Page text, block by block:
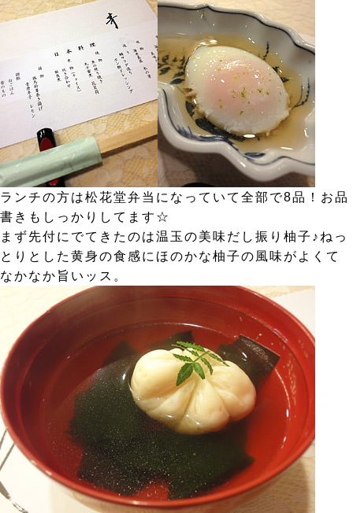
ランチの方は松花堂弁当になっていて全部で8品！お品
書きもしっかりしてます☆
まず先付にでてきたのは温玉の美味だし振り柚子♪ねっ
とりとした黄身の食感にほのかな柚子の風味がよくて
なかなか旨いッス。